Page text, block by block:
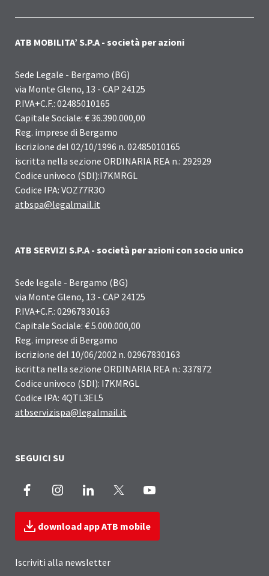
ATB MOBILITA’ S.P.A - società per azioni
Sede Legale - Bergamo (BG)
via Monte Gleno, 13 - CAP 24125
P.IVA+C.F.: 02485010165
Capitale Sociale: € 36.390.000,00
Reg. imprese di Bergamo
iscrizione del 02/10/1996 n. 02485010165
iscritta nella sezione ORDINARIA REA n.: 292929
Codice univoco (SDI):I7KMRGL
Codice IPA: VOZ77R3O
atbspa@legalmail.it
ATB SERVIZI S.P.A - società per azioni con socio unico
Sede legale - Bergamo (BG)
via Monte Gleno, 13 - CAP 24125
P.IVA+C.F.: 02967830163
Capitale Sociale: € 5.000.000,00
Reg. imprese di Bergamo
iscrizione del 10/06/2002 n. 02967830163
iscritta nella sezione ORDINARIA REA n.: 337872
Codice univoco (SDI): I7KMRGL
Codice IPA: 4QTL3EL5
atbservizispa@legalmail.it
SEGUICI SU
Facebook InstagramLinkedIn
download app ATB mobile
Iscriviti alla newsletter